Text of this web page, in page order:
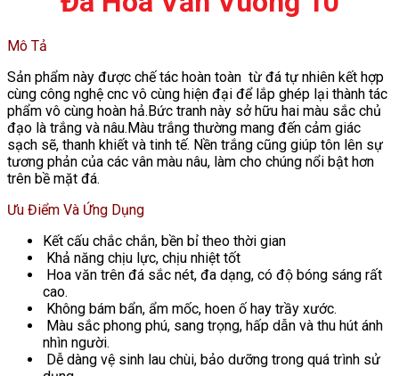
Mô Tả
Sản phẩm này được chế tác hoàn toàn từ đá tự nhiên kết hợp
cùng công nghệ cnc vô cùng hiện đại để lắp ghép lại thành tác
phẩm vô cùng hoàn hả.Bức tranh này sở hữu hai màu sắc chủ
đạo là trắng và nâu.Màu trắng thường mang đến cảm giác
sạch sẽ, thanh khiết và tinh tế. Nền trắng cũng giúp tôn lên sự
tương phản của các vân màu nâu, làm cho chúng nổi bật hơn
trên bề mặt đá.
Ưu Điểm Và Ứng Dụng
Kết cấu chắc chắn, bền bỉ theo thời gian
Khả năng chịu lực, chịu nhiệt tốt
Hoa văn trên đá sắc nét, đa dạng, có độ bóng sáng rất
cao.
Không bám bẩn, ẩm mốc, hoen ố hay trầy xước.
Màu sắc phong phú, sang trọng, hấp dẫn và thu hút ánh
nhìn người.
Dễ dàng vệ sinh lau chùi, bảo dưỡng trong quá trình sử